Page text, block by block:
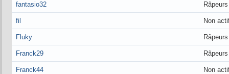
fantasio32
fil Non
Fluky
Franck29
Franck44 Non